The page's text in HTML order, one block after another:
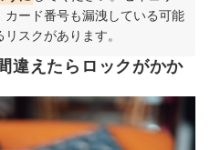
ード番号も漏洩している可能
スクがあります。
違えたらロックがかか